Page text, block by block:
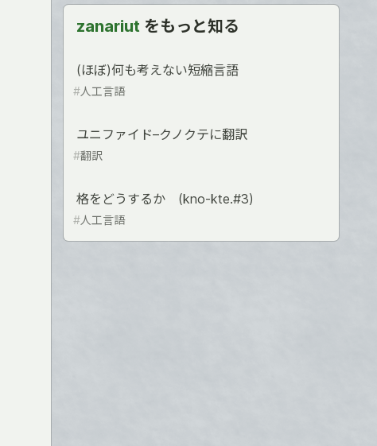
zanariut をもっと知る
(ほぼ)何も考えない短縮言語
#人工言語
ユニファイド–クノクテに翻訳
#翻訳
格をどうするか (kno-kte.#3)
#人工言語